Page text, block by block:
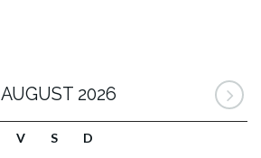
AUGUST 2026
V S D